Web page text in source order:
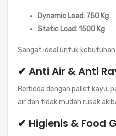
Dynamic Load: 750 Kg
Static Load: 1500 Kg
Sangat ideal untuk
✔ Anti Air & Anti
Berbeda dengan pallet kayu,
air dan tidak mudah rusak
✔ Higienis & Food